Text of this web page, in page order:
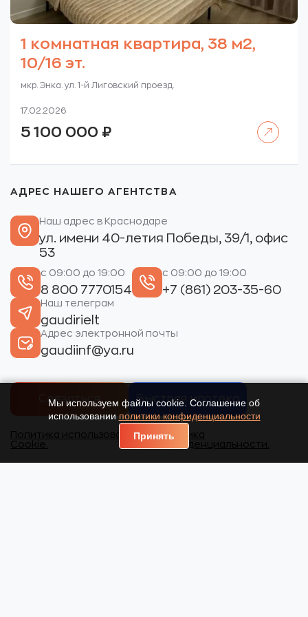
1 комнатная квартира, 38 м2,
10/16 эт.
мкр. Энка. ул. 1-й Лиговский проезд.
17.02.2026
5 100 000 ₽
АДРЕС НАШЕГО АГЕНТСТВА
Наш адрес в Краснодаре
ул. имени 40-летия Победы, 39/1, офис
53
с 09:00 до 19:00
8 800 7770154
с 09:00 до 19:00
+7 (861) 203-35-60
Наш телеграм
gaudirielt
Адрес электронной почты
gaudiinf@ya.ru
Связаться Быстрая ипотека
Политика использования
Cookie.
Политика
конфиденциальности.
Мы используем файлы cookie. Соглашение об
использовании политики конфиденциальности
Принять